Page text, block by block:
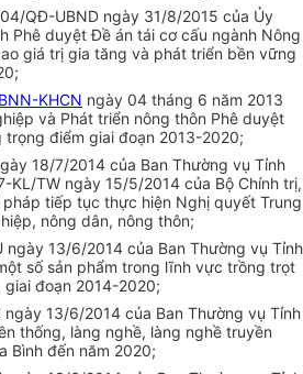
QĐ-UBND ngày 31/8/2015 của Ủy
Phê duyệt Đề án tái cơ cấu ngành Nông
giá trị gia tăng và phát triển bền vững
KHCN ngày 04 tháng 6 năm 2013
và Phát triển nông thôn Phê duyệt
trọng điểm giai đoạn 2013-2020;
18/7/2014 của Ban Thường vụ Tỉnh
-KL/TW ngày 15/5/2014 của Bộ Chính trị,
tiếp tục thực hiện Nghị quyết Trung
nông dân, nông thôn;
ngày 13/6/2014 của Ban Thường vụ Tỉnh
số sản phẩm trong lĩnh vực trồng trọt
giai đoạn 2014-2020;
ngày 13/6/2014 của Ban Thường vụ Tỉnh
thống, làng nghề, làng nghề truyền
Bình đến năm 2020;